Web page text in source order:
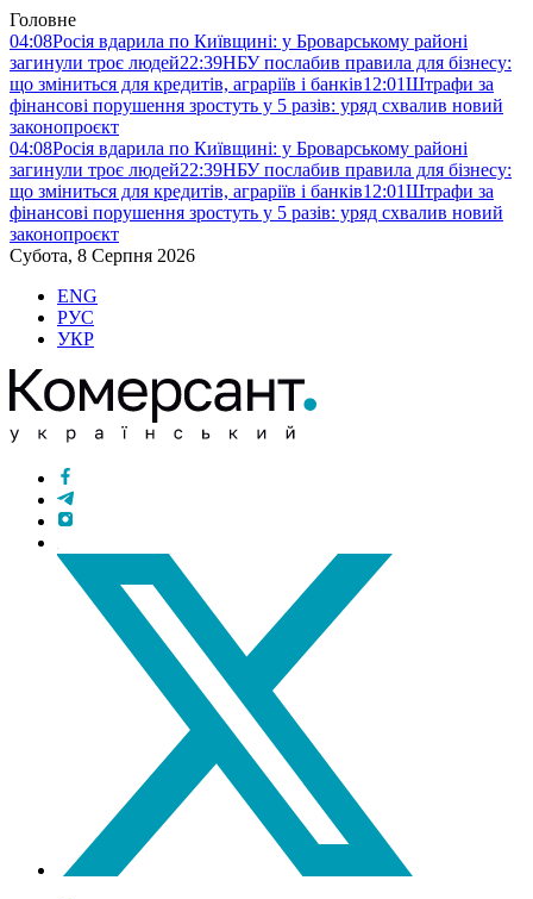
Головне
04:08Росія вдарила по Київщині: у Броварському районі
загинули троє людей22:39НБУ послабив правила для бізнесу:
що зміниться для кредитів, аграріїв і банків12:01Штрафи за
фінансові порушення зростуть у 5 разів: уряд схвалив новий
законопроєкт
04:08Росія вдарила по Київщині: у Броварському районі
загинули троє людей22:39НБУ послабив правила для бізнесу:
що зміниться для кредитів, аграріїв і банків12:01Штрафи за
фінансові порушення зростуть у 5 разів: уряд схвалив новий
законопроєкт
Субота, 8 Серпня 2026
ENG
РУС
УКР